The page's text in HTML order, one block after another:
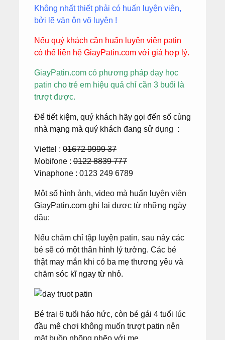
Không nhất thiết phải có huấn luyện viên,
bởi lẽ văn ôn võ luyện !
Nếu quý khách cần huấn luyện viên patin
có thể liên hệ GiayPatin.com với giá hợp lý.
GiayPatin.com có phương pháp dạy học
patin cho trẻ em hiệu quả chỉ cần 3 buổi là
trượt được.
Để tiết kiệm, quý khách hãy gọi đến số cùng
nhà mạng mà quý khách đang sử dụng :
Viettel : 01672 9999 37
Mobifone : 0122 8839 777
Vinaphone : 0123 249 6789
Một số hình ảnh, video mà huấn luyện viên
GiayPatin.com ghi lại được từ những ngày
đầu:
Nếu chăm chỉ tập luyện patin, sau này các
bé sẽ có một thân hình lý tưởng. Các bé
thật may mắn khi có ba mẹ thương yêu và
chăm sóc kĩ ngay từ nhỏ.
Bé trai 6 tuổi háo hức, còn bé gái 4 tuổi lúc
đầu mê chơi không muốn trượt patin nên
mặt buồn nhõng nhẽo với mẹ.